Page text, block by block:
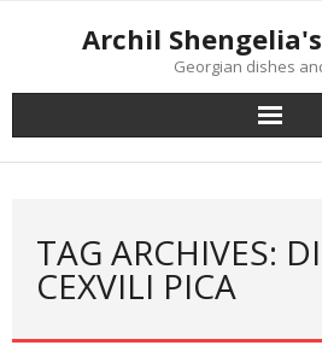
Archil
Georgian dishes
TAG ARCHIVES:
CEXVILI PICA